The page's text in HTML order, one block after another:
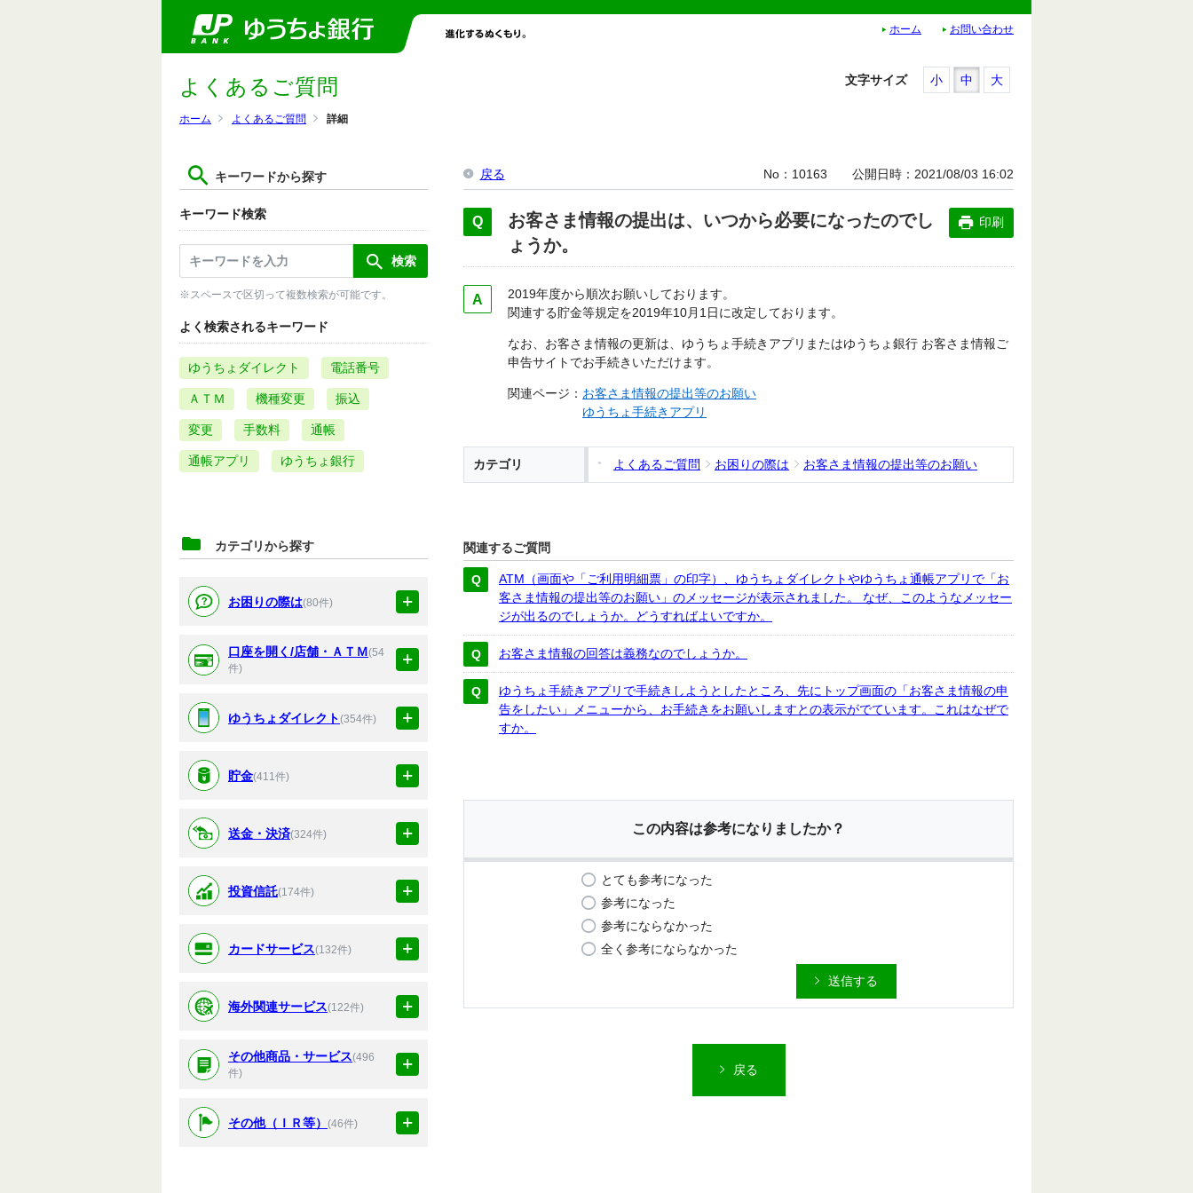
ホーム お問い合わせ
ホーム よくあるご質問 詳細
よくあるご質問
キーワードから探す
キーワード検索
※スペースで区切って複数検索が可能です。
よく検索されるキーワード
ゆうちょダイレクト 電話番号
ＡＴＭ 機種変更 振込
変更 手数料 通帳
通帳アプリ ゆうちょ銀行
カテゴリから探す
お困りの際は(80件)
口座を開く/店舗・ＡＴＭ(54
件)
ゆうちょダイレクト(354件)
貯金(411件)
送金・決済(324件)
投資信託(174件)
カードサービス(132件)
海外関連サービス(122件)
その他商品・サービス(496
件)
その他（ＩＲ等） (46件)
文字サイズ 小 中 大
戻る No 10163 公開日時 2021/08/03 16:02
お客さま情報の提出は、いつから必要になったのでし
ょうか。
印刷
2019年度から順次お願いしております。
関連する貯金等規定を2019年10月1日に改定しております。
なお、お客さま情報の更新は、ゆうちょ手続きアプリまたはゆうちょ銀行 お客さま情報ご
申告サイトでお手続きいただけます。
関連ページ： お客さま情報の提出等のお願い
ゆうちょ手続きアプリ
カテゴリ よくあるご質問 お困りの際は お客さま情報の提出等のお願い
関連するご質問
ATM（画面や「ご利用明細票」の印字）、ゆうちょダイレクトやゆうちょ通帳アプリで「お
客さま情報の提出等のお願い」のメッセージが表示されました。 なぜ、このようなメッセー
ジが出るのでしょうか。どうすればよいですか。
お客さま情報の回答は義務なのでしょうか。
ゆうちょ手続きアプリで手続きしようとしたところ、先にトップ画面の「お客さま情報の申
告をしたい」メニューから、お手続きをお願いしますとの表示がでています。これはなぜで
すか。
この内容は参考になりましたか？
とても参考になった
参考になった
参考にならなかった
全く参考にならなかった
送信する
戻る